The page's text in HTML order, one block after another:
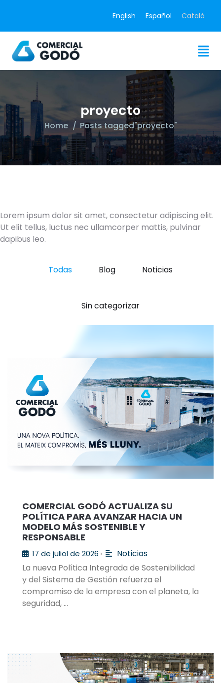
English Español Català
proyecto
Home Posts tagged"proyecto"
Lorem ipsum dolor sit amet, consectetur adipiscing elit.
Ut elit tellus, luctus nec ullamcorper mattis, pulvinar
dapibus leo.
Todas Blog Noticias
Sin categorizar
COMERCIAL GODÓ ACTUALIZA SU
POLÍTICA PARA AVANZAR HACIA UN
MODELO MÁS SOSTENIBLE Y
RESPONSABLE
17 de juliol de 2026 •
Noticias
La nueva Política Integrada de Sostenibilidad
y del Sistema de Gestión refuerza el
compromiso de la empresa con el planeta, la
seguridad, …